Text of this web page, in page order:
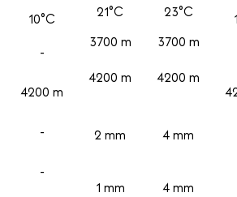
10°C
-
4200 m
-
-
21°C
3700 m
4200 m
2 mm
1 mm
23°C
3700 m
4200 m
4 mm
4 mm